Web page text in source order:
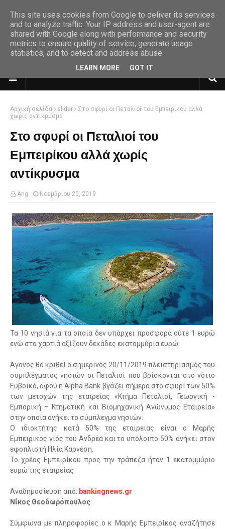
Αρχική σελίδα slider
Στο σφυρί οι Πεταλιοί του Εμπειρίκου αλλά
χωρίς αντίκρυσμα
Στο σφυρί οι Πεταλιοί του
Εμπειρίκου αλλά χωρίς
αντίκρυσμα
Ang Νοεμβρίου 20, 2019
Τα 10 νησιά για τα οποία δεν υπάρχει προσφορά ούτε 1 ευρώ
ενώ στα χαρτιά αξίζουν δεκάδες εκατομμύρια ευρώ.
Άγονος θα κριθεί ο σημερινός 20/11/2019 πλειστηριασμός του
συμπλέγματος νησιών οι Πεταλιοί που βρίσκονται στο νότιο
Ευβοϊκό, αφού η Alpha Bank βγάζει σήμερα στο σφυρί των 50%
των μετοχών της εταιρείας «Κτήμα Πεταλιοί, Γεωργική -
Εμπορική – Κτηματική και Βιομηχανική Ανώνυμος Εταιρεία»
στην οποία ανήκει το σύμπλεγμα νησιών.
Ο ιδιοκτήτης κατά 50% της εταιρείας είναι ο Μαρής
Εμπειρίκος γιός του Ανδρέα και το υπόλοιπο 50% ανήκει στον
εφοπλιστή Ηλία Καρνέση.
Το χρέος Εμπειρίκου προς την τράπεζα ήταν 1 εκατομμύριο
ευρώ της εταιρείας
Αναδημοσίευση από: bankingnews.gr
Νίκος Θεοδωρόπουλος
Σύμφωνα με πληροφορίες ο κ Μαρής Εμπειρίκος αναζήτησε
This site uses cookies from Google to deliver its services
and to analyze traffic. Your IP address and user-agent are
shared with Google along with performance and security
metrics to ensure quality of service, generate usage
statistics, and to detect and address abuse.
LEARN MORE GOT IT